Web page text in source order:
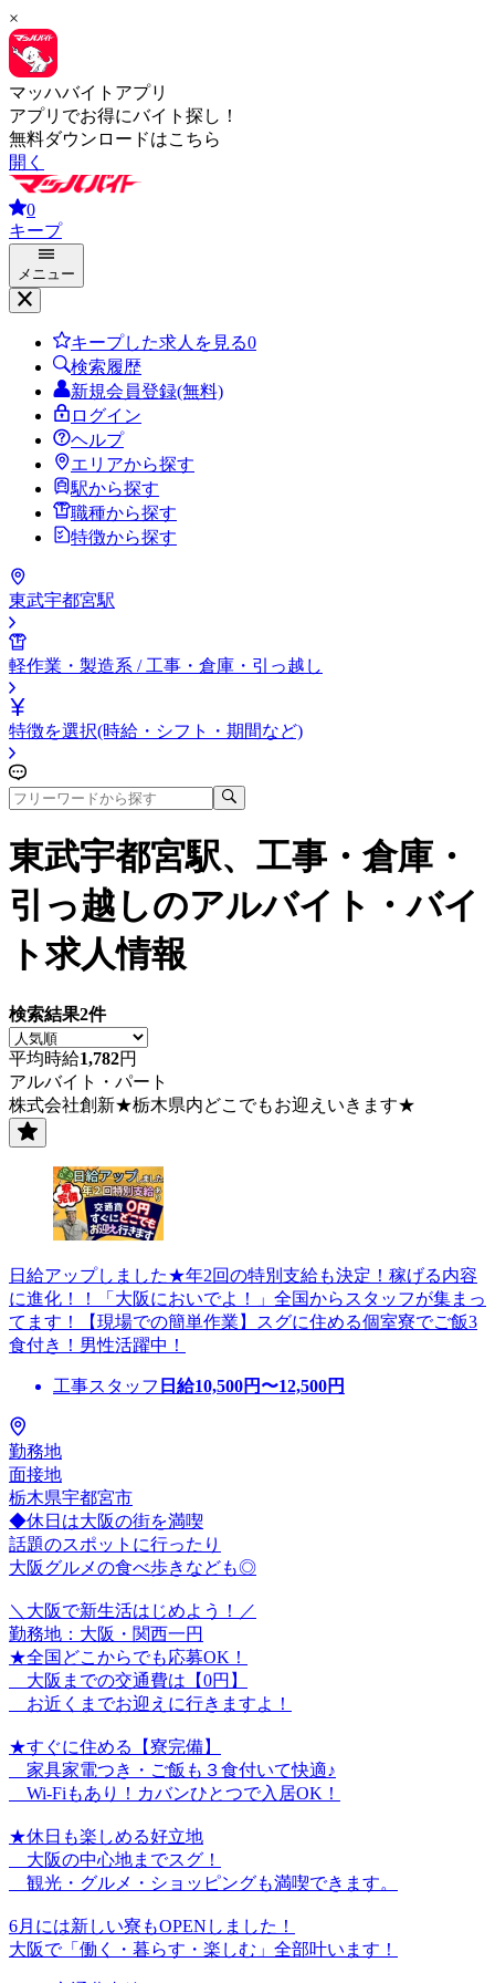
×
マッハバイトアプリ
アプリでお得にバイト探し！
無料ダウンロードはこちら
開く
0
キープ
メニュー
キープした求人を見る0
検索履歴
新規会員登録(無料)
ログイン
ヘルプ
エリアから探す
駅から探す
職種から探す
特徴から探す
東武宇都宮駅
軽作業・製造系 / 工事・倉庫・引っ越し
特徴を選択(時給・シフト・期間など)
東武宇都宮駅、工事・倉庫・
引っ越しのアルバイト・バイ
ト求人情報
検索結果2件
平均時給1,782円
アルバイト・パート
株式会社創新★栃木県内どこでもお迎えいきます★
日給アップしました★年2回の特別支給も決定！稼げる内容
に進化！！「大阪においでよ！」全国からスタッフが集まっ
てます！【現場での簡単作業】スグに住める個室寮でご飯3
食付き！男性活躍中！
工事スタッフ 日給10,500円〜12,500円
勤務地
面接地
栃木県宇都宮市
◆休日は大阪の街を満喫
話題のスポットに行ったり
大阪グルメの食べ歩きなども◎
＼大阪で新生活はじめよう！／
勤務地：大阪・関西一円
★全国どこからでも応募OK！
大阪までの交通費は【0円】
お近くまでお迎えに行きますよ！
★すぐに住める【寮完備】
家具家電つき・ご飯も３食付いて快適♪
Wi-Fiもあり！カバンひとつで入居OK！
★休日も楽しめる好立地
大阪の中心地までスグ！
観光・グルメ・ショッピングも満喫できます。
6月には新しい寮もOPENしました！
大阪で「働く・暮らす・楽しむ」全部叶います！